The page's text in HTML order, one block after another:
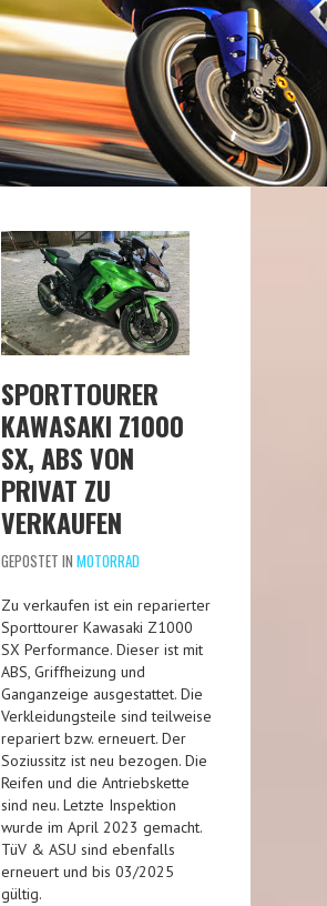
SPORTTOURER
KAWASAKI Z1000
SX, ABS VON
PRIVAT ZU
VERKAUFEN
GEPOSTET IN MOTORRAD
Zu verkaufen ist ein reparierter
Sporttourer Kawasaki Z1000
SX Performance. Dieser ist mit
ABS, Griffheizung und
Ganganzeige ausgestattet. Die
Verkleidungsteile sind teilweise
repariert bzw. erneuert. Der
Soziussitz ist neu bezogen. Die
Reifen und die Antriebskette
sind neu. Letzte Inspektion
wurde im April 2023 gemacht.
TüV & ASU sind ebenfalls
erneuert und bis 03/2025
gültig.